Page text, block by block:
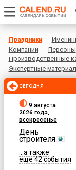
Праздники
Компании
Персоны
Производственные
Экспертные
СЕГОДНЯ
9 августа
2026 года,
воскресенье
День
строителя
...а также
еще 42 события